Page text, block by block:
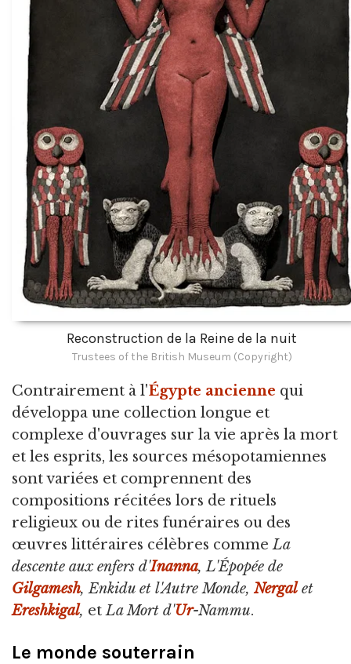
Reconstruction de la Reine de la nuit
Trustees of the British Museum (Copyright)
Contrairement à l'Égypte ancienne qui
développa une collection longue et
complexe d'ouvrages sur la vie après la mort
et les esprits, les sources mésopotamiennes
sont variées et comprennent des
compositions récitées lors de rituels
religieux ou de rites funéraires ou des
œuvres littéraires célèbres commeLa
descente aux enfers d'Inanna, L'Épopée de
Gilgamesh, Enkidu et l'Autre Monde,Nergalet
Ereshkigal, etLa Mort d'Ur-Nammu.
Le monde souterrain